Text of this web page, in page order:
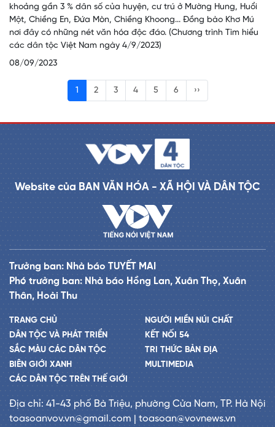
khoảng gần 3 % dân số của huyện, cư trú ở Mường Hung, Huổi
Một, Chiềng En, Đứa Mòn, Chiềng Khoong... Đồng bào Khơ Mú
nơi đây có những nét văn hóa độc đáo. (Chương trình Tìm hiểu
các dân tộc Việt Nam ngày 4/9/2023)
08/09/2023
1 2 3 4 5 6 ››
Website của BAN VĂN HÓA - XÃ HỘI VÀ DÂN TỘC
Trưởng ban: Nhà báo TUYẾT MAI
Phó trưởng ban: Nhà báo Hồng Lan, Xuân Thọ, Xuân
Thân, Hoài Thu
TRANG CHỦ
DÂN TỘC VÀ PHÁT TRIỂN
SẮC MÀU CÁC DÂN TỘC
BIÊN GIỚI XANH
CÁC DÂN TỘC TRÊN THẾ GIỚI
NGƯỜI MIỀN NÚI CHẤT
KẾT NỐI 54
TRI THỨC BẢN ĐỊA
MULTIMEDIA
Địa chỉ: 41-43 phố Bà Triệu, phường Cửa Nam, TP. Hà Nội
toasoanvov.vn@gmail.com | toasoan@vovnews.vn